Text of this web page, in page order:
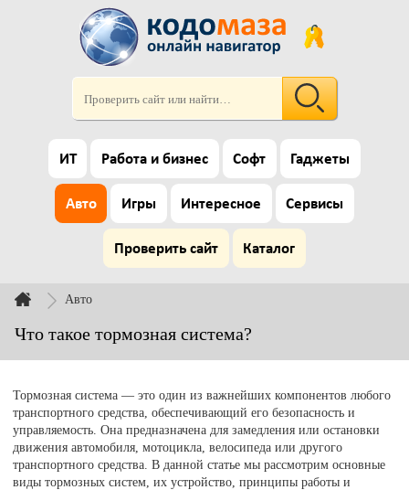
ИТ Работа и бизнес Софт Гаджеты
Авто Игры Интересное Сервисы
Проверить сайт Каталог
Авто
Что такое тормозная система?
Тормозная система — это один из важнейших компонентов любого
транспортного средства, обеспечивающий его безопасность и
управляемость. Она предназначена для замедления или остановки
движения автомобиля, мотоцикла, велосипеда или другого
транспортного средства. В данной статье мы рассмотрим основные
виды тормозных систем, их устройство, принципы работы и